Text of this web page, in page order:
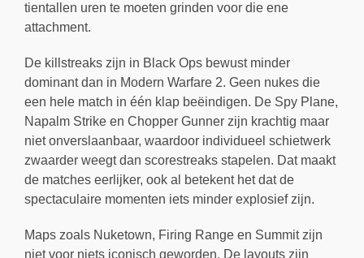
tientallen uren te moeten grinden voor die ene
attachment.
De killstreaks zijn in Black Ops bewust minder
dominant dan in Modern Warfare 2. Geen nukes die
een hele match in één klap beëindigen. De Spy Plane,
Napalm Strike en Chopper Gunner zijn krachtig maar
niet onverslaanbaar, waardoor individueel schietwerk
zwaarder weegt dan scorestreaks stapelen. Dat maakt
de matches eerlijker, ook al betekent het dat de
spectaculaire momenten iets minder explosief zijn.
Maps zoals Nuketown, Firing Range en Summit zijn
niet voor niets iconisch geworden. De layouts zijn